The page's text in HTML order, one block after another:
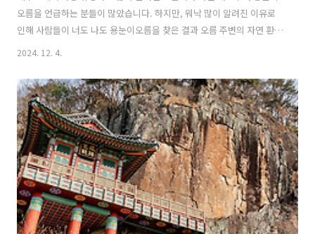
오름을 언급하는 분들이 많았습니다. 하지만, 워낙 많이 알려진 이유로
인해 사람들이 너도 나도 용눈이오름을 찾은 결과 오름 주변의 자연 환경
이 많이 훼손되어 한동안 자연휴식년제를 가지게 되면서 최근 2년 넘게
제가 끝나고 다시금 예전처럼 용눈이오름을 오를 수 있게 되었는데요. 그
래서 이번 글에서는 특히 겨울철 해질녘 찾아가면 좋은 제주도 용눈이오
름을 다시 한 번 소개해 보고자 합니다. 사실 저는 자연휴식년제가 시행
되기 이전에 다녀온지라 지금은 탐방로 구간이 예전과는 조금 달라졌다
고 하니 참고하시면 좋을 것 같네요. 용눈이오름이 본격적으로 대중들에
게 알려지기 시작한건 아마도 ..
2024. 12. 4.